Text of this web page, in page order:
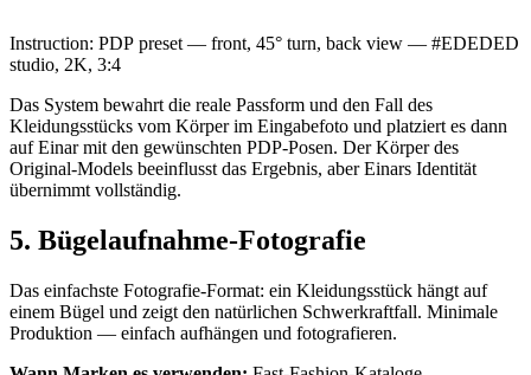
Instruction: PDP preset — front, 45° turn, back view — #EDEDED
studio, 2K, 3:4
Das System bewahrt die reale Passform und den Fall des
Kleidungsstücks vom Körper im Eingabefoto und platziert es dann
auf Einar mit den gewünschten PDP-Posen. Der Körper des
Original-Models beeinflusst das Ergebnis, aber Einars Identität
übernimmt vollständig.
5. Bügelaufnahme-Fotografie
Das einfachste Fotografie-Format: ein Kleidungsstück hängt auf
einem Bügel und zeigt den natürlichen Schwerkraftfall. Minimale
Produktion — einfach aufhängen und fotografieren.